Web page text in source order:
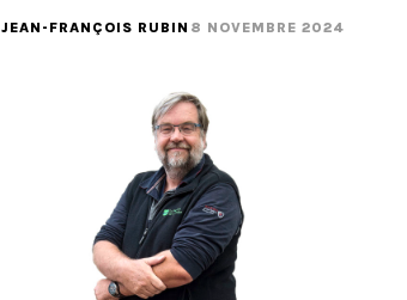
JEAN-FRANÇOIS RUBIN 8 NOVEMBRE 2024